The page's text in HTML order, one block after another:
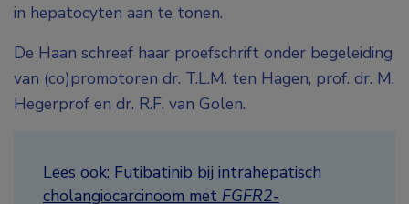
in hepatocyten aan te tonen.
De Haan schreef haar proefschrift onder begeleiding
van (co)promotoren dr. T.L.M. ten Hagen, prof. dr. M.
Hegerprof en dr. R.F. van Golen.
Lees ook: Futibatinib bij intrahepatisch
cholangiocarcinoom met FGFR2-